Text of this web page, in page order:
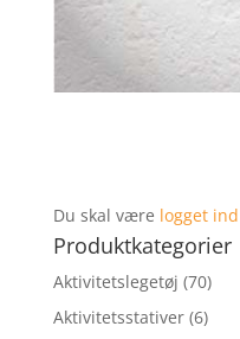
Du skal være logget ind
Produktkategorier
Aktivitetslegetøj (70)
Aktivitetsstativer (6)